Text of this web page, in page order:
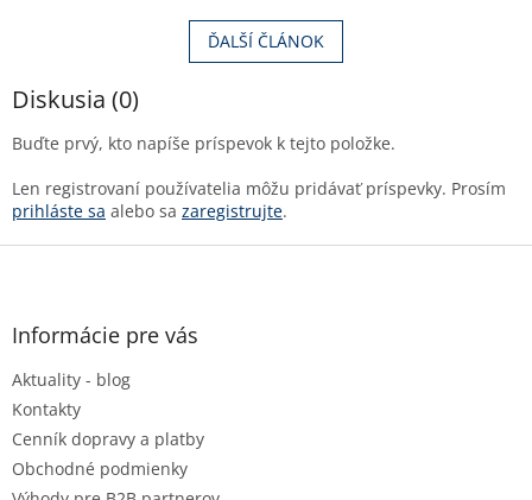
ĎALŠÍ ČLÁNOK
Diskusia (0)
Buďte prvý, kto napíše príspevok k tejto položke.
Len registrovaní používatelia môžu pridávať príspevky. Prosím
prihláste sa alebo sa zaregistrujte.
Z
Informácie pre vás
Aktuality - blog
Kontakty
Cenník dopravy a platby
Obchodné podmienky